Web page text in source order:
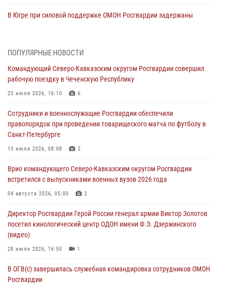
В Югре при силовой поддержке ОМОН Росгвардии задержаны
форуме в Астрахани
06 августа 2026, 08:27
рядом с жилыми домами в центре Санкт-Петербурга (видео)
06 августа 2026, 08:18 3
В Новосибирске спецназ Росгвардии оказал содействие при
вымогательстве (видео)
06 августа 2026, 07:09
правопорядок при проведении матча Кубка России по футболу в
Санкт-Петербурге
06 августа 2026, 07:03
ПОПУЛЯРНЫЕ НОВОСТИ
Командующий Северо-Кавказским округом Росгвардии совершил
рабочую поездку в Чеченскую Республику
23 июля 2026, 16:10 6
Сотрудники и военнослужащие Росгвардии обеспечили
правопорядок при проведении товарищеского матча по футболу в
Санкт-Петербурге
13 июля 2026, 08:08 2
Врио командующего Северо-Кавказским округом Росгвардии
встретился с выпускниками военных вузов 2026 года
04 августа 2026, 05:00 2
Директор Росгвардии Герой России генерал армии Виктор Золотов
посетил кинологический центр ОДОН имени Ф.Э. Дзержинского
(видео)
28 июля 2026, 16:50 1
В ОГВ(с) завершилась служебная командировка сотрудников ОМОН
Росгвардии